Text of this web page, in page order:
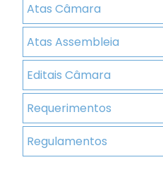
Atas Câmara
Atas Assembleia
Editais Câmara
Requerimentos
Regulamentos